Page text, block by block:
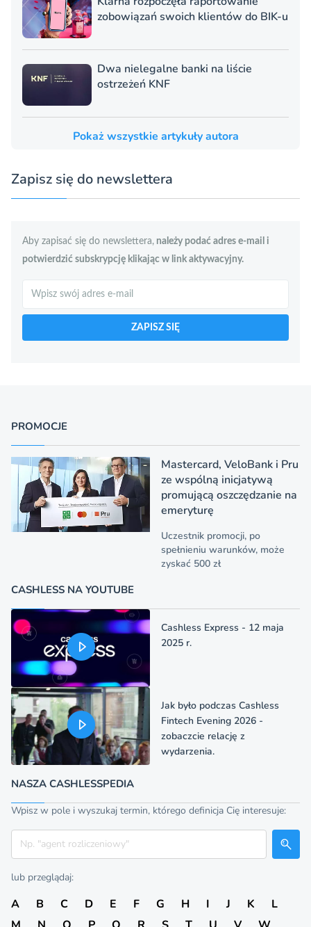
zobowiązań swoich klientów do BIK-u
Dwa nielegalne banki na liście
ostrzeżeń KNF
Pokaż wszystkie artykuły autora
Zapisz się do newslettera
Aby zapisać się do newslettera, należy podać adres e-mail i
potwierdzić subskrypcję klikając w link aktywacyjny.
ZAPISZ SIĘ
PROMOCJE
Mastercard, VeloBank i Pru
ze wspólną inicjatywą
promującą oszczędzanie na
emeryturę
Uczestnik promocji, po
spełnieniu warunków, może
zyskać 500 zł
CASHLESS NA YOUTUBE
Cashless Express - 12 maja
2025 r.
Jak było podczas Cashless
Fintech Evening 2026 -
zobaczcie relację z
wydarzenia.
NASZA CASHLESSPEDIA
Wpisz w pole i wyszukaj termin, którego definicja Cię interesuje:
Szukaj
lub przeglądaj:
A B C D E F G H I J K
L